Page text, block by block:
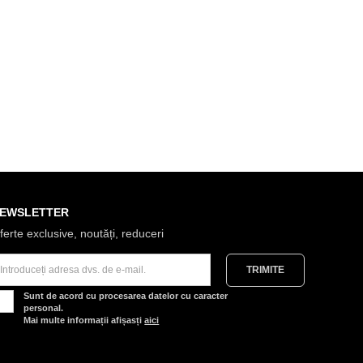
exclusive, noutăți, reduceri
Sunt de acord cu procesarea datelor cu caracter
personal.
Mai multe informații afișasțiaici